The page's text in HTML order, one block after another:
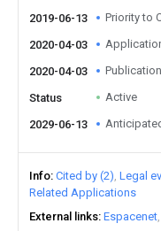
2019-06-13
Priority to
2020-04-03
2020-04-03
Status Active
2029-06-13
Info Cited by (2) Legal
Related Applications
External links Espacenet